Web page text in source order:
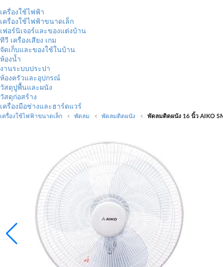
เครื่องใช้ไฟฟ้า
เครื่องใช้ไฟฟ้าขนาดเล็ก
เฟอร์นิเจอร์และของแต่งบ้าน
ทีวี เครื่องเสียง เกม
จัดเก็บและของใช้ในบ้าน
ห้องน้ำ
งานระบบประปา
ห้องครัวและอุปกรณ์
วัสดุปูพื้นและผนัง
วัสดุก่อสร้าง
เครื่องมือช่างและฮาร์ดแวร์
เครื่องใช้ไฟฟ้าขนาดเล็ก พัดลม พัดลมติดผนัง พัดลมติดผนัง 16 นิ้ว AIKO